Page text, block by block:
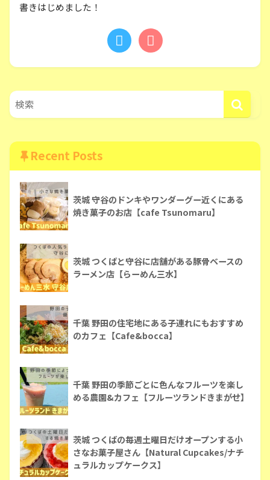
書きはじめました！
Recent Posts
茨城 守谷のドンキやワンダーグー近くにある
焼き菓子のお店【cafe Tsunomaru】
茨城 つくばと守谷に店舗がある豚骨ベースの
ラーメン店【らーめん三水】
千葉 野田の住宅地にある子連れにもおすすめ
のカフェ【Cafe&bocca】
千葉 野田の季節ごとに色んなフルーツを楽し
める農園&カフェ【フルーツランドきまがせ】
茨城 つくばの毎週土曜日だけオープンする小
さなお菓子屋さん【Natural Cupcakes/ナチ
ュラルカップケークス】